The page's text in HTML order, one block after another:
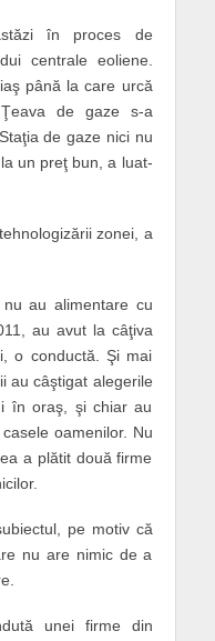
în proces de
centrale eoliene.
până la care urcă
de gaze s-a
de gaze nici nu
un preţ bun, a luat-
zonei, a
au alimentare cu
au avut la câţiva
o conductă. Şi mai
au câştigat alegerile
în oraş, şi chiar au
oamenilor. Nu
a plătit două firme
pe motiv că
nu are nimic de a
unei firme din